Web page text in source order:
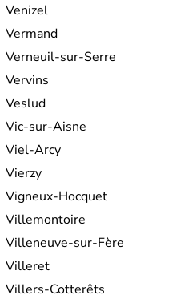
Venizel
Vermand
Verneuil-sur-Serre
Vervins
Veslud
Vic-sur-Aisne
Viel-Arcy
Vierzy
Vigneux-Hocquet
Villemontoire
Villeneuve-sur-Fère
Villeret
Villers-Cotterêts